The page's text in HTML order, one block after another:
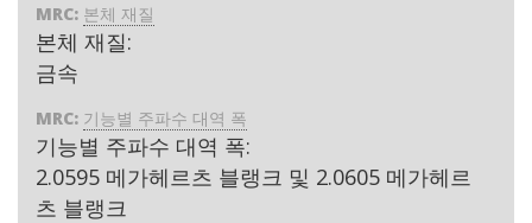
MRC: 본체 재질
본체 재질:
금속
MRC: 기능별 주파수 대역 폭
기능별 주파수 대역 폭:
2.0595 메가헤르츠 블랭크 및 2.0605 메가헤르
츠 블랭크